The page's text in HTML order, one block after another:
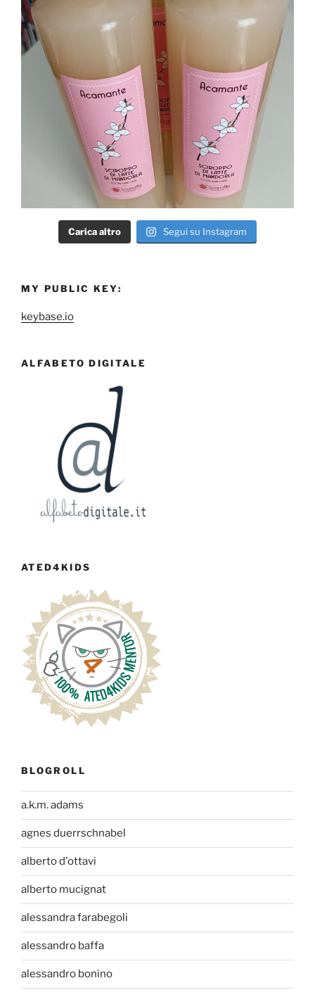
Carica altro Segui su Instagram
MY PUBLIC KEY:
keybase.io
ALFABETO DIGITALE
ATED4KIDS
BLOGROLL
a.k.m. adams
agnes duerrschnabel
alberto d'ottavi
alberto mucignat
alessandra farabegoli
alessandro baffa
alessandro bonino